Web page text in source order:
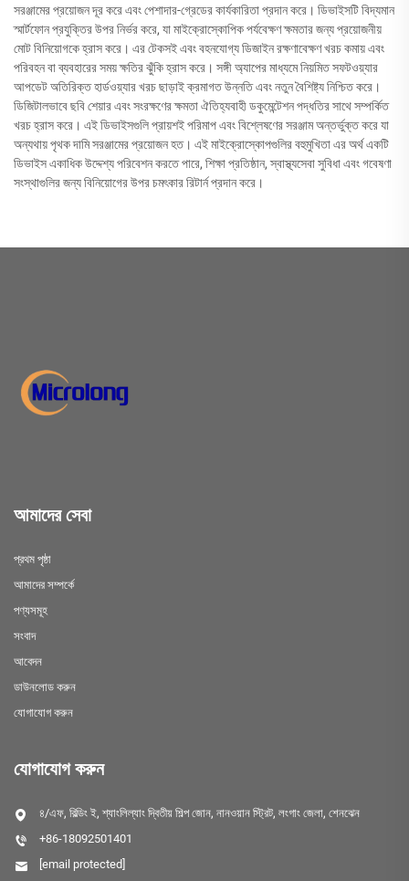
সরঞ্জামের প্রয়োজন দূর করে এবং পেশাদার-গ্রেডের কার্যকারিতা প্রদান করে। ডিভাইসটি বিদ্যমান
স্মার্টফোন প্রযুক্তির উপর নির্ভর করে, যা মাইক্রোস্কোপিক পর্যবেক্ষণ ক্ষমতার জন্য প্রয়োজনীয়
মোট বিনিয়োগকে হ্রাস করে। এর টেকসই এবং বহনযোগ্য ডিজাইন রক্ষণাবেক্ষণ খরচ কমায় এবং
পরিবহন বা ব্যবহারের সময় ক্ষতির ঝুঁকি হ্রাস করে। সঙ্গী অ্যাপের মাধ্যমে নিয়মিত সফটওয়্যার
আপডেট অতিরিক্ত হার্ডওয়্যার খরচ ছাড়াই ক্রমাগত উন্নতি এবং নতুন বৈশিষ্ট্য নিশ্চিত করে।
ডিজিটালভাবে ছবি শেয়ার এবং সংরক্ষণের ক্ষমতা ঐতিহ্যবাহী ডকুমেন্টেশন পদ্ধতির সাথে সম্পর্কিত
খরচ হ্রাস করে। এই ডিভাইসগুলি প্রায়শই পরিমাপ এবং বিশ্লেষণের সরঞ্জাম অন্তর্ভুক্ত করে যা
অন্যথায় পৃথক দামি সরঞ্জামের প্রয়োজন হত। এই মাইক্রোস্কোপগুলির বহুমুখিতা এর অর্থ একটি
ডিভাইস একাধিক উদ্দেশ্য পরিবেশন করতে পারে, শিক্ষা প্রতিষ্ঠান, স্বাস্থ্যসেবা সুবিধা এবং গবেষণা
সংস্থাগুলির জন্য বিনিয়োগের উপর চমৎকার রিটার্ন প্রদান করে।
আমাদের সেবা
প্রথম পৃষ্ঠা
আমাদের সম্পর্কে
পণ্যসমূহ
সংবাদ
আবেদন
ডাউনলোড করুন
যোগাযোগ করুন
যোগাযোগ করুন
৪/এফ, বিল্ডিং ই, শ্যাংলিল্যাং দ্বিতীয় শিল্প জোন, নানওয়ান স্ট্রিট, লংগাং জেলা, শেনঝেন
+86-18092501401
[email protected]